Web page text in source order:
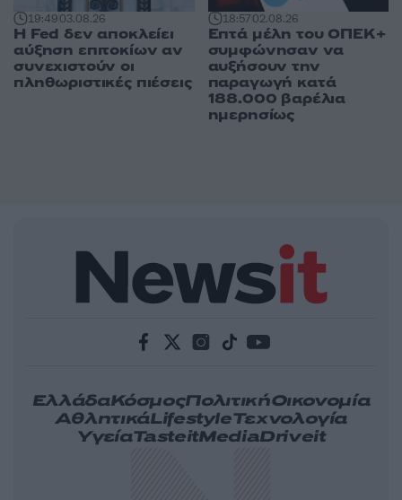
19:4903.08.26
Η Fed δεν αποκλείει
αύξηση επιτοκίων αν
συνεχιστούν οι
πληθωριστικές πιέσεις
18:5702.08.26
Επτά μέλη του ΟΠΕΚ+
συμφώνησαν να
αυξήσουν την
παραγωγή κατά
188.000 βαρέλια
ημερησίως
ΕλλάδαΚόσμοςΠολιτικήΟικονομία
ΑθλητικάLifestyleΤεχνολογία
ΥγείαTasteitMediaDriveit